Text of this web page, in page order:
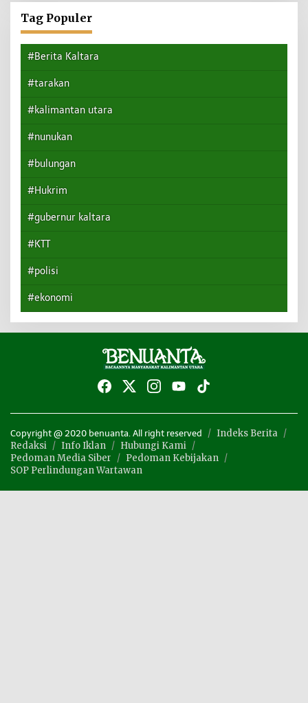
Tag Populer
#Berita Kaltara
#tarakan
#kalimantan utara
#nunukan
#bulungan
#Hukrim
#gubernur kaltara
#KTT
#polisi
#ekonomi
Copyright @ 2020 benuanta. All right reserved
Indeks Berita
Redaksi
Info Iklan
Hubungi Kami
Pedoman Media Siber
Pedoman Kebijakan
SOP Perlindungan Wartawan